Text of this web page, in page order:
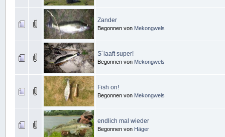
Zander
Begonnen von Mekongwels
S´laaft super!
Begonnen von Mekongwels
Fish on!
Begonnen von Mekongwels
endlich mal wieder
Begonnen von Häger